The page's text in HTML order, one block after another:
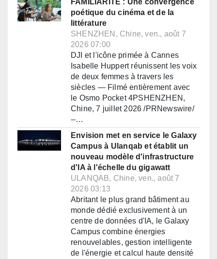
FAMILIARITÉ : Une convergence
poétique du cinéma et de la
littérature
SHENZHEN, Chine, ven., août 7
2026 07:00
DJI et l'icône primée à Cannes
Isabelle Huppert réunissent les voix
de deux femmes à travers les
siècles — Filmé entièrement avec
le Osmo Pocket 4PSHENZHEN,
Chine, 7 juillet 2026 /PRNewswire/
--…
Envision met en service le Galaxy
Campus à Ulanqab et établit un
nouveau modèle d'infrastructure
d'IA à l'échelle du gigawatt
ULANQAB, Chine, ven., août 7
2026 03:13
Abritant le plus grand bâtiment au
monde dédié exclusivement à un
centre de données d'IA, le Galaxy
Campus combine énergies
renouvelables, gestion intelligente
de l'énergie et calcul haute densité